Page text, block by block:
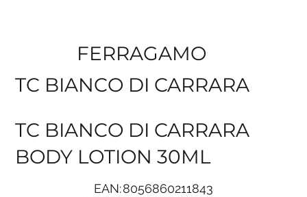
FERRAGAMO
TC BIANCO DI CARRARA
TC BIANCO DI CARRARA
BODY LOTION 30ML
EAN:8056860211843